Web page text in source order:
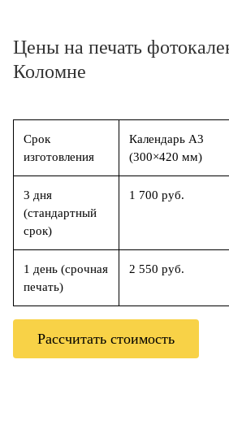
Цены на печать
Коломне
Срок
изготовления
Календарь А3
(300×420 мм)
3 дня
(стандартный
срок)
1 700 руб.
1 день (срочная
печать)
2 550 руб.
Рассчитать стоимость